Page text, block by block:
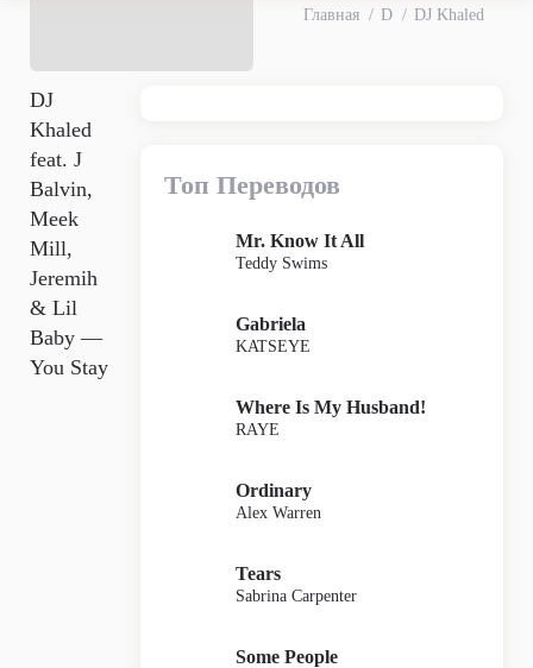
Главная D DJ Khaled
DJ
Khaled
feat. J
Balvin,
Meek
Mill,
Jeremih
& Lil
Baby —
You Stay
Топ Переводов
Mr. Know It All
Teddy Swims
Gabriela
KATSEYE
Where Is My Husband!
RAYE
Ordinary
Alex Warren
Tears
Sabrina Carpenter
Some People